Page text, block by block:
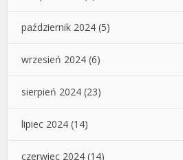
październik 2024 (5)
wrzesień 2024 (6)
sierpień 2024 (23)
lipiec 2024 (14)
czerwiec 2024 (14)